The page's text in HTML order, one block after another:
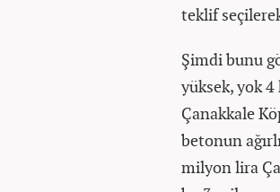
teklif
Şimdi bunu
yüksek, yok
Çanakkale
betonun
milyon lira